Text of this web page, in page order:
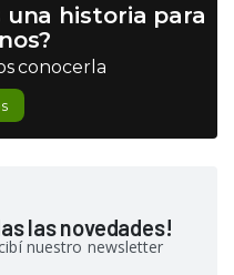
una historia para
conocerla
las novedades!
nuestro newsletter